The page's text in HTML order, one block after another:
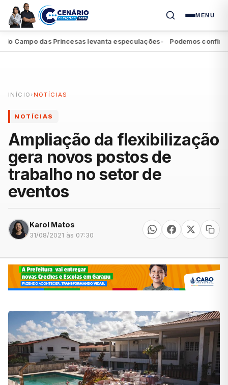
MENU
das Princesas levanta especulações● Podemos confirma
INÍCIO ›NOTÍCIAS
NOTÍCIAS
Ampliação da flexibilização
gera novos postos de
trabalho no setor de
eventos
Karol Matos
31/08/2021 às 07:30